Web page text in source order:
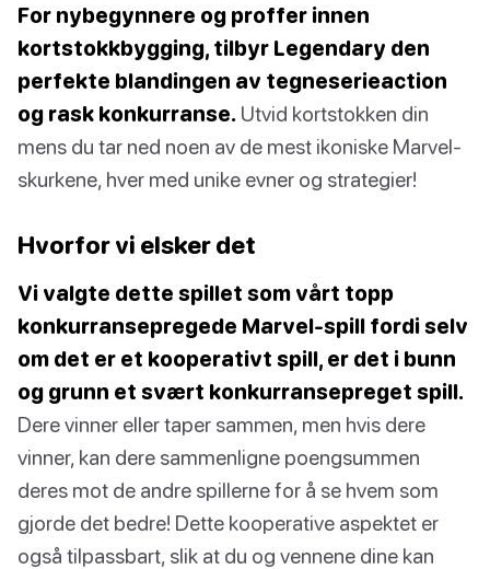
For nybegynnere og proffer innen
kortstokkbygging, tilbyr Legendary den
perfekte blandingen av tegneserieaction
og rask konkurranse. Utvid kortstokken din
mens du tar ned noen av de mest ikoniske Marvel-
skurkene, hver med unike evner og strategier!
Hvorfor vi elsker det
Vi valgte dette spillet som vårt topp
konkurransepregede Marvel-spill fordi selv
om det er et kooperativt spill, er det i bunn
og grunn et svært konkurransepreget spill.
Dere vinner eller taper sammen, men hvis dere
vinner, kan dere sammenligne poengsummen
deres mot de andre spillerne for å se hvem som
gjorde det bedre! Dette kooperative aspektet er
også tilpassbart, slik at du og vennene dine kan